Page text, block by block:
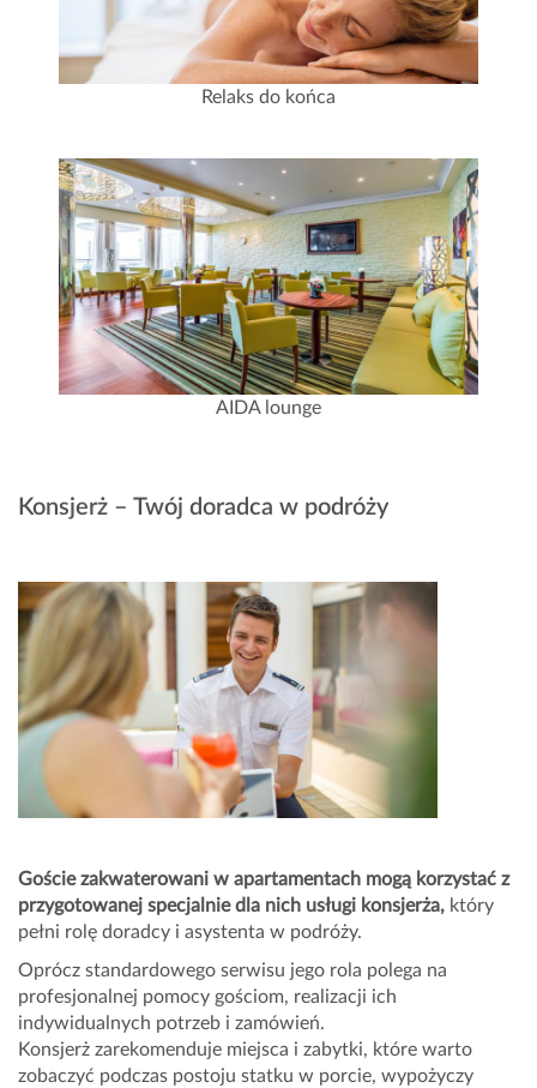
Relaks do końca
AIDA lounge
Konsjerż – Twój doradca w podróży
Goście zakwaterowani w apartamentach mogą korzystać z
przygotowanej specjalnie dla nich usługi konsjerża, który
pełni rolę doradcy i asystenta w podróży.
Oprócz standardowego serwisu jego rola polega na
profesjonalnej pomocy gościom, realizacji ich
indywidualnych potrzeb i zamówień.
Konsjerż zarekomenduje miejsca i zabytki, które warto
zobaczyć podczas postoju statku w porcie, wypożyczy